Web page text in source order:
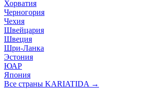
Хорватия
Черногория
Чехия
Швейцария
Швеция
Шри-Ланка
Эстония
ЮАР
Япония
Все страны KARIATIDA →